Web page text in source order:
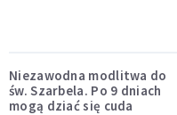
Niezawodna modlitwa do
św. Szarbela. Po 9 dniach
mogą dziać się cuda